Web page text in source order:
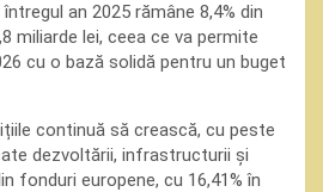
an 2025 rămâne 8,4% din
miliarde lei, ceea ce va permite
cu o bază solidă pentru un buget
continuă să crească, cu peste
dezvoltării, infrastructurii și
fonduri europene, cu 16,41% în